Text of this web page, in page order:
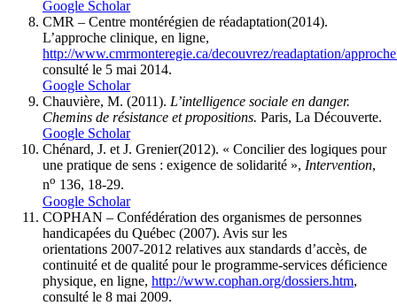
Google Scholar
CMR – Centre montérégien de réadaptation(2014).
L’approche clinique, en ligne,
http://www.cmrmonteregie.ca/decouvrez/readaptation/
consulté le 5 mai 2014.
Google Scholar
Chauvière, M. (2011). L’intelligence sociale en danger.
Chemins de résistance et propositions. Paris, La Découverte.
Google Scholar
Chénard, J. et J. Grenier(2012). « Concilier des logiques pour
une pratique de sens : exigence de solidarité », Intervention,
no 136, 18-29.
Google Scholar
COPHAN – Confédération des organismes de personnes
handicapées du Québec (2007). Avis sur les
orientations 2007-2012 relatives aux standards d’accès, de
continuité et de qualité pour le programme-services déficience
physique, en ligne, http://www.cophan.org/dossiers.htm,
consulté le 8 mai 2009.